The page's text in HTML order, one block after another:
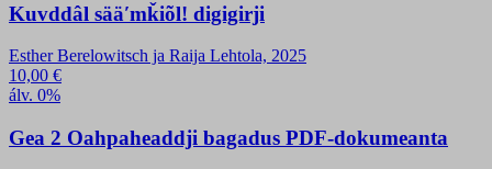
Kuvddâl sääʹmǩiõl! digigirji
Esther Berelowitsch ja Raija Lehtola, 2025
10,00 €
álv. 0%
Gea 2 Oahpaheaddji bagadus PDF-dokumeanta